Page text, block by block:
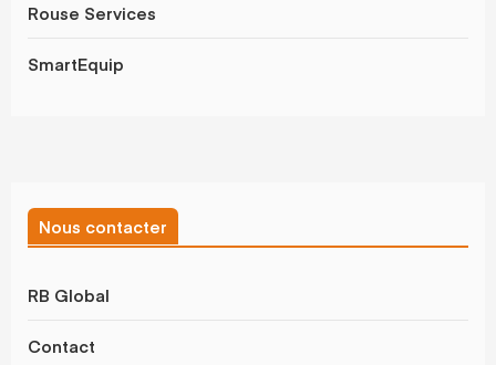
Rouse Services
SmartEquip
Nous contacter
RB Global
Contact